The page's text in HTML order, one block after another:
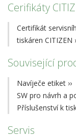
Cerifikáty
Certifikát
tiskáren CITIZEN
Související
Navíječe etiket ››
SW pro návrh a
Příslušenství k
Servis